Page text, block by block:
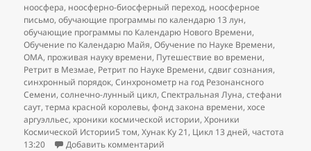
ноосфера, ноосферно-биосферный переход, ноосферное
письмо,обучающие программы по календарю 13 лун,
обучающие программы по Календарю Нового Времени,
Обучение по Календарю Майя,Обучение по Науке Времени,
ОМА, проживая науку времени, Путешествие во времени,
Ретрит в Мезмае, Ретрит по Науке Времени,сдвиг сознания,
синхронный порядок,Синхронометр на год Резонансного
Семени,солнечно-лунный цикл,Спектральная Луна,стефани
саут,терма красной королевы,фонд закона времени,хосе
аргуэлльес,хроники космической истории,Хроники
Космической Истории5 том,Хунак Ку 21, Цикл 13 дней, частота
13:20
Добавить комментарий